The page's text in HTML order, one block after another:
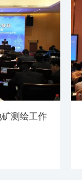
矿测绘工作